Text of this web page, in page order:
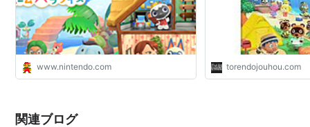
www.nintendo.com torendojouhou.com
関連ブログ